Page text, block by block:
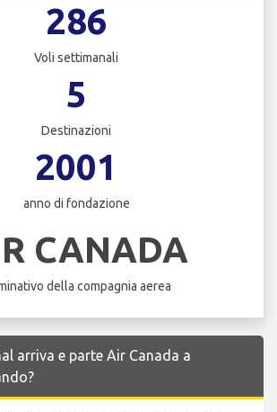
286
Voli settimanali
5
Destinazioni
2001
anno di fondazione
CANADA
della compagnia aerea
arriva e parte Air Canada a